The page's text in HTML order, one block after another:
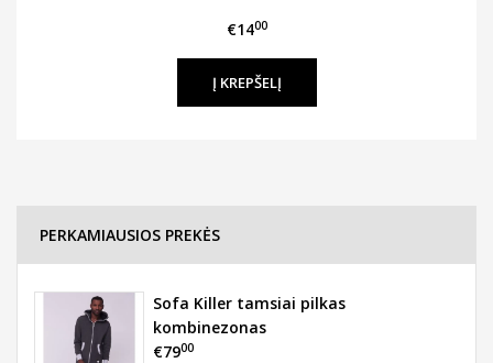
€1400
PERKAMIAUSIOS PREKĖS
Sofa Killer tamsiai pilkas
kombinezonas
€7900